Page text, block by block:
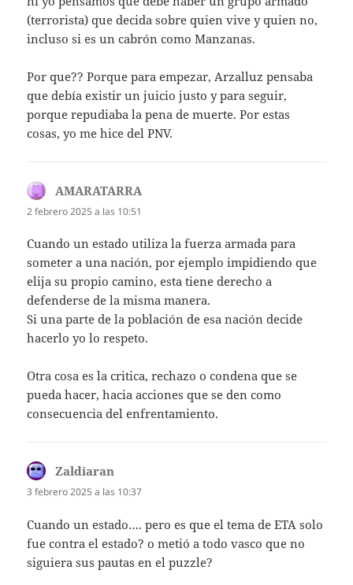
(terrorista) que decida sobre quien vive y quien no,
incluso si es un cabrón como Manzanas.
Por que?? Porque para empezar, Arzalluz pensaba
que debía existir un juicio justo y para seguir,
porque repudiaba la pena de muerte. Por estas
cosas, yo me hice del PNV.
AMARATARRAdice:
2 febrero 2025 a las 10:51
Cuando un estado utiliza la fuerza armada para
someter a una nación, por ejemplo impidiendo que
elija su propio camino, esta tiene derecho a
defenderse de la misma manera.
Si una parte de la población de esa nación decide
hacerlo yo lo respeto.
Otra cosa es la critica, rechazo o condena que se
pueda hacer, hacia acciones que se den como
consecuencia del enfrentamiento.
Zaldiaran
3 febrero 2025 a las 10:37
Cuando un estado…. pero es que el tema de ETA solo
fue contra el estado? o metió a todo vasco que no
siguiera sus pautas en el puzzle?